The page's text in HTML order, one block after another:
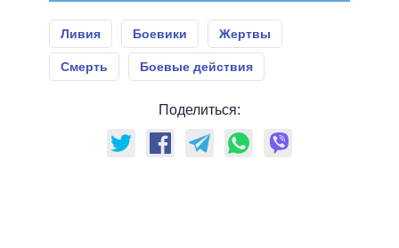
Ливия Боевики Жертвы
Смерть Боевые действия
Поделиться: